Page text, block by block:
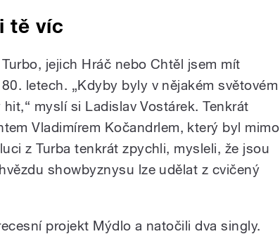
tě víc
jejich Hráč nebo Chtěl jsem mít
letech. „Kdyby byly v nějakém světovém
myslí si Ladislav Vostárek. Tenkrát
Vladimírem Kočandrlem, který byl mimo
z Turba tenkrát zpychli, mysleli, že jsou
showbyznysu lze udělat z cvičený
projekt Mýdlo a natočili dva singly.